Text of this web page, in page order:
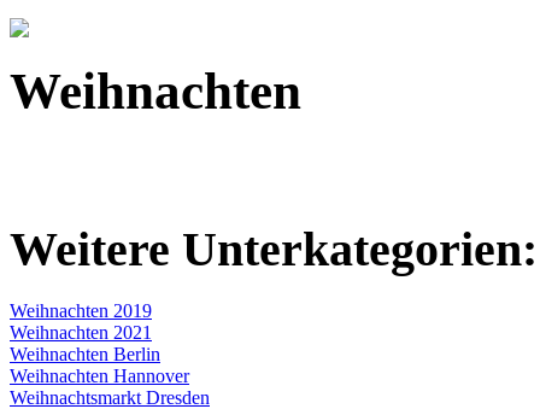
Weihnachten
Weitere Unterkategorien:
Weihnachten 2019
Weihnachten 2021
Weihnachten Berlin
Weihnachten Hannover
Weihnachtsmarkt Dresden